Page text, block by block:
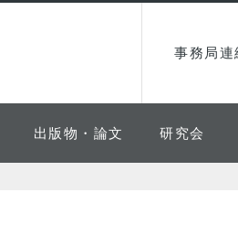
事務局連
出版物・論文 研究会